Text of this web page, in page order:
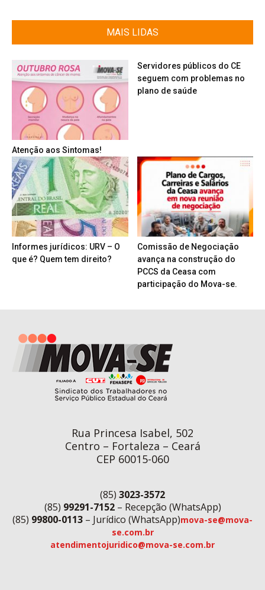
MAIS LIDAS
Atenção aos Sintomas!
Servidores públicos do CE
seguem com problemas no
plano de saúde
Informes jurídicos: URV – O
que é? Quem tem direito?
Comissão de Negociação
avança na construção do
PCCS da Ceasa com
participação do Mova-se.
Rua Princesa Isabel, 502
Centro – Fortaleza – Ceará
CEP 60015-060
(85) 3023-3572
(85) 99291-7152– Recepção (WhatsApp)
(85) 99800-0113 – Jurídico (WhatsApp)mova-se@mova-
se.com.br
atendimentojuridico@mova-se.com.br